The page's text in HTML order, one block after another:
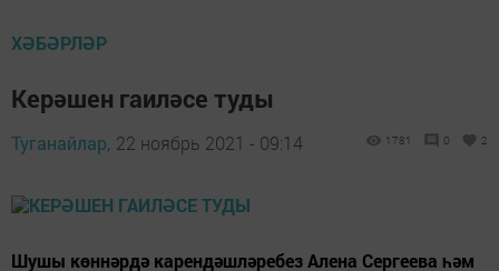
ХӘБӘРЛӘР
Керәшен гаиләсе туды
Туганайлар, 22 ноябрь 2021 - 09:14 1781 0 2
Шушы көннәрдә карендәшләребез Алена Сергеева һәм